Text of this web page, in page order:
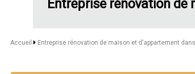
Entreprise rénovation
Accueil Entreprise rénovation de maison et d'appartement